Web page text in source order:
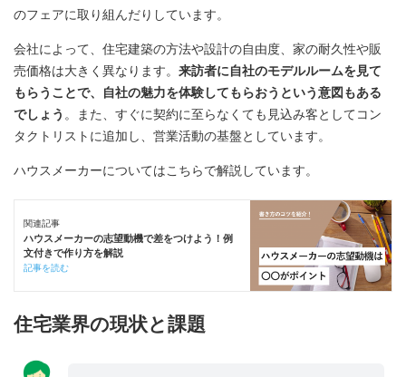
のフェアに取り組んだりしています。
会社によって、住宅建築の方法や設計の自由度、家の耐久性や販
売価格は大きく異なります。 来訪者に自社のモデルルームを見て
もらうことで、自社の魅力を体験してもらおうという意図もある
でしょう 。また、すぐに契約に至らなくても見込み客としてコン
タクトリストに追加し、営業活動の基盤としています。
ハウスメーカーについてはこちらで解説しています。
関連記事
ハウスメーカーの志望動機で差をつけよう！例
文付きで作り方を解説
記事を読む
住宅業界の現状と課題